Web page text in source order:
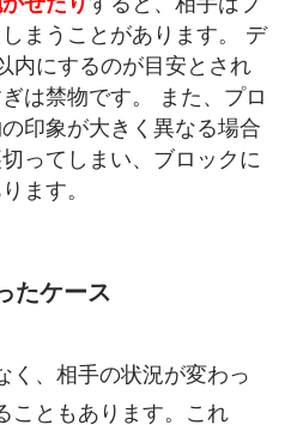
まうことがあります。 デ
内にするのが目安とされ
は禁物です。 また、プロ
印象が大きく異なる場合
ってしまい、ブロックに
ます。
たケース
く、相手の状況が変わっ
こともあります。これ